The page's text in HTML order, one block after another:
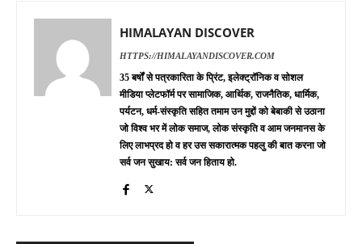
HIMALAYAN DISCOVER
HTTPS://HIMALAYANDISCOVER.COM
35 बर्षों से पत्रकारिता के प्रिंट, इलेक्ट्रॉनिक व सोशल
मीडिया प्लेटफॉर्म पर सामाजिक, आर्थिक, राजनैतिक, धार्मिक,
पर्यटन, धर्म-संस्कृति सहित तमाम उन मुद्दों को बेबाकी से उठाना
जो विश्व भर में लोक समाज, लोक संस्कृति व आम जनमानस के
लिए लाभप्रद हो व हर उस सकारात्मक पहलु की बात करना जो
सर्व जन सुखाय: सर्व जन हिताय हो.